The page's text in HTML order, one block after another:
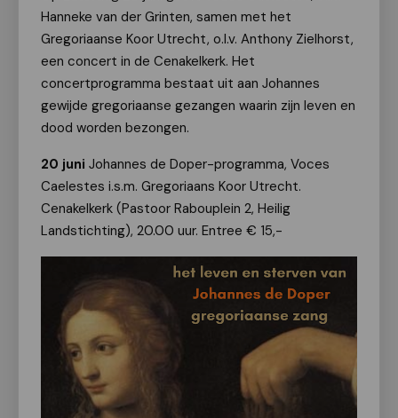
Hanneke van der Grinten, samen met het
Gregoriaanse Koor Utrecht, o.l.v. Anthony Zielhorst,
een concert in de Cenakelkerk. Het
concertprogramma bestaat uit aan Johannes
gewijde gregoriaanse gezangen waarin zijn leven en
dood worden bezongen.
20 juni Johannes de Doper-programma, Voces
Caelestes i.s.m. Gregoriaans Koor Utrecht.
Cenakelkerk (Pastoor Rabouplein 2, Heilig
Landstichting), 20.00 uur. Entree € 15,-